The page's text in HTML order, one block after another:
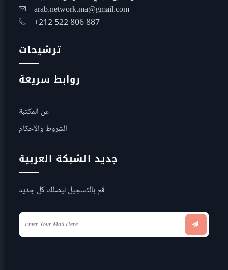
arab.network.ma@gmail.com
+212 522 806 887
ترشيحات
روابط سريعة
عن المكتبة
الشروط والأحكام
جديد الشبكة العربية
قم بالتسجيل ليصلك كل جديد